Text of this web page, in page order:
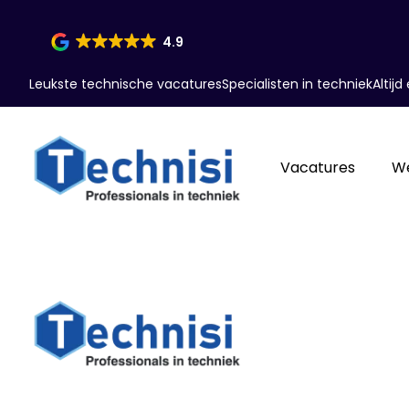
4.9
Leukste technische vacaturesSpecialisten in techniekAltijd
Vacatures